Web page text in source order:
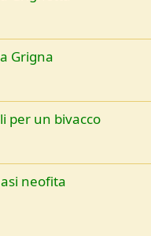
Grigna
per un bivacco
neofita